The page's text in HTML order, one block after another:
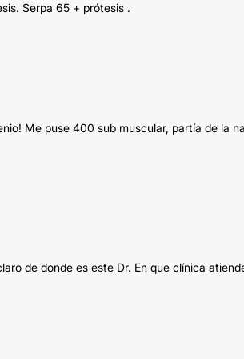
Serpa 65 + prótesis .
Me puse 400 sub muscular, partía de la
de donde es este Dr. En que clínica